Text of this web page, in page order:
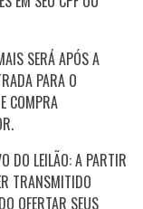
SERÁ APÓS A
PARA O
COMPRA
DO LEILÃO: A PARTIR
TRANSMITIDO
OFERTAR SEUS